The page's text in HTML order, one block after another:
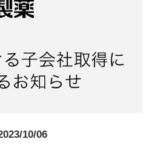
10/06